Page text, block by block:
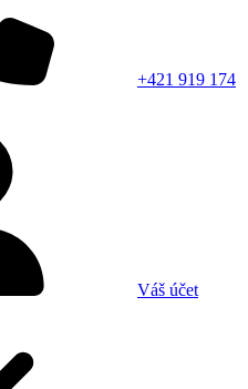
+421 919 174
Váš účet